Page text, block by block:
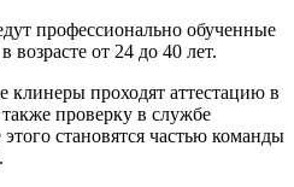
профессионально обученные
от 24 до 40 лет.
клинеры проходят аттестацию в
проверку в службе
становятся частью команды